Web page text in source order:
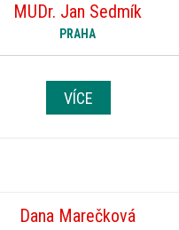
MUDr. Jan Sedmík
PRAHA
VÍCE
Dana Marečková